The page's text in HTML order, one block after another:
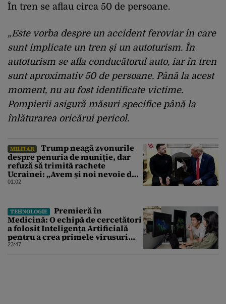
În tren se aflau circa 50 de persoane.
„Este vorba despre un accident feroviar în care
sunt implicate un tren și un autoturism. În
autoturism se afla conducătorul auto, iar în tren
sunt aproximativ 50 de persoane. Până la acest
moment, nu au fost identificate victime.
Pompierii asigură măsuri specifice până la
înlăturarea oricărui pericol.
MILITAR
Trump neagă zvonurile
despre penuria de muniție, dar
refuză să trimită rachete
Ucrainei: „Avem și noi nevoie de
rachete”
01:02
TEHNOLOGIE
Premieră în
Medicină: O echipă de cercetători
a folosit Inteligența Artificială
pentru a crea primele virusuri
sintetice la tratarea de E.coli
23:47